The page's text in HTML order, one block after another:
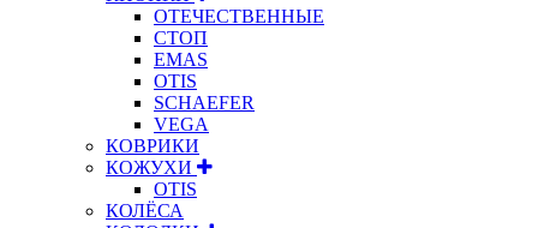
ОТЕЧЕСТВЕННЫЕ
СТОП
EMAS
OTIS
SCHAEFER
VEGA
КОВРИКИ
КОЖУХИ
OTIS
КОЛЁСА